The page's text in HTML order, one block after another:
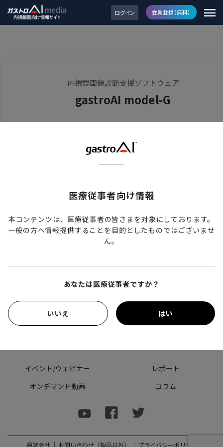
ログイン 会員登録（無料）
内視鏡画像診断支援ソフトウェア
gastroAI model-G
ております。
1秒後に自動的に移動します。
イベント/ウェビナー
レポート
オンデマンド動画
コラム
運営会社 ｜ お問い合わせ（製品以外） ｜ プライバシーポリシー
医療従事者向け情報
本コンテンツは、医療従事者の皆さまを対象にしております。
一般の方へ情報提供することを目的としたものではございませ
ん。
あなたは医療従事者ですか？
いいえ はい